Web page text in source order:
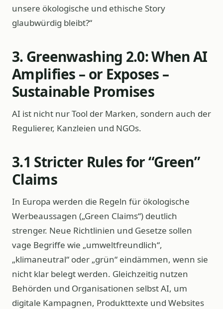
unsere ökologische und ethische Story
glaubwürdig bleibt?“
3. Greenwashing 2.0: When AI
Amplifies – or Exposes –
Sustainable Promises
AI ist nicht nur Tool der Marken, sondern auch der
Regulierer, Kanzleien und NGOs.
3.1 Stricter Rules for “Green”
Claims
In Europa werden die Regeln für ökologische
Werbeaussagen („Green Claims“) deutlich
strenger. Neue Richtlinien und Gesetze sollen
vage Begriffe wie „umweltfreundlich“,
„klimaneutral“ oder „grün“ eindämmen, wenn sie
nicht klar belegt werden. Gleichzeitig nutzen
Behörden und Organisationen selbst AI, um
digitale Kampagnen, Produkttexte und Websites